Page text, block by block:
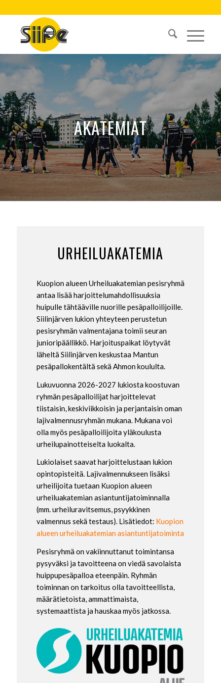
AKATEMIAT
URHEILUAKATEMIA
Kuopion alueen Urheiluakatemian pesisryhmä
antaa lisää harjoittelumahdollisuuksia
huipulle tähtääville nuorille pesäpalloilijoille.
Siilinjärven lukion yhteyteen perustetun
pesisryhmän valmentajana toimii seuran
junioripäällikkö. Harjoituspaikat löytyvät
läheltä Siilinjärven keskustaa Mantun
pesäpallokentältä sekä Ahmon koululta.
Lukuvuonna 2026-2027 lukiosta koostuvan
ryhmän pesäpalloilijat harjoittelevat
tiistaisin, keskiviikkoisin ja perjantaisin oman
lajivalmennusryhmän mukana. Mukana voi
olla myös pesäpalloilijoita yläkoulusta
urheilupainotteiselta luokalta.
Lukiolaiset saavat harjoittelustaan lukion
opintopisteitä. Lajivalmennukseen lisäksi
urheilijoita tuetaan Kuopion alueen
urheiluakatemian asiantuntijatoiminnalla
(mm. urheiluravitsemus, psyykkinen
valmennus sekä testaus). Lisätiedot: Kuopion
alueen urheiluakatemian asiantuntijatoiminta
Pesisryhmä on vakiinnuttanut toimintansa
pysyväksi ja tavoitteena on viedä savolaista
huippupesäpalloa eteenpäin. Ryhmän
toiminnan on tarkoitus olla tavoitteellista,
määrätietoista, ammattimaista,
systemaattista ja hauskaa myös jatkossa.